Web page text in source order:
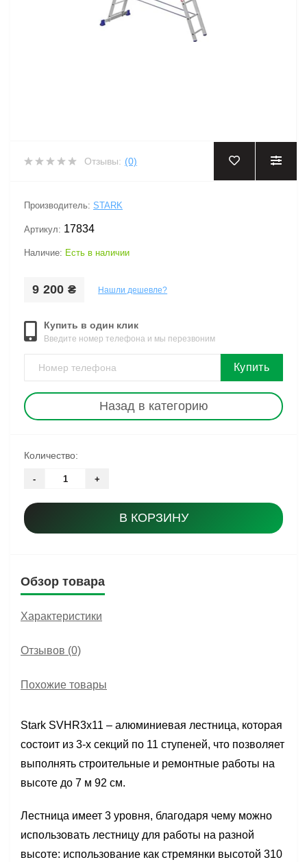
‹ ›
Отзывы: (0)
Производитель: STARK
Артикул: 17834
Наличие: Есть в наличии
9 200 ₴ Нашли дешевле?
Купить в один клик
Введите номер телефона и мы перезвоним
Купить
Назад в категорию
Количество:
- +
В КОРЗИНУ
Обзор товара
Характеристики
Отзывов (0)
Похожие товары
Stark SVHR3x11 – алюминиевая лестница, которая
состоит из 3-х секций по 11 ступеней, что позволяет
выполнять строительные и ремонтные работы на
высоте до 7 м 92 см.
Лестница имеет 3 уровня, благодаря чему можно
использовать лестницу для работы на разной
высоте: использование как стремянки высотой 310